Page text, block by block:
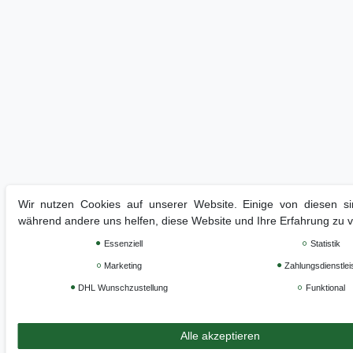
Wir nutzen Cookies auf unserer Website. Einige von diesen
während andere uns helfen, diese Website und Ihre Erfahrung zu
Essenziell Statistik
Marketing
DHL Wunschzustellung Funktional
Alle akzeptieren